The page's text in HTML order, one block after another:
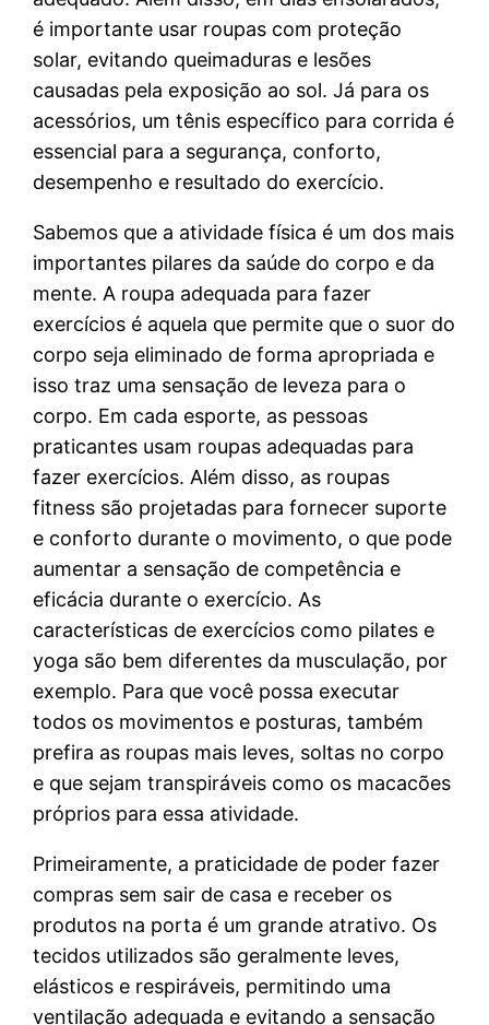
é importante usar roupas com proteção
solar, evitando queimaduras e lesões
causadas pela exposição ao sol. Já para os
acessórios, um tênis específico para corrida é
essencial para a segurança, conforto,
desempenho e resultado do exercício.
Sabemos que a atividade física é um dos mais
importantes pilares da saúde do corpo e da
mente. A roupa adequada para fazer
exercícios é aquela que permite que o suor do
corpo seja eliminado de forma apropriada e
isso traz uma sensação de leveza para o
corpo. Em cada esporte, as pessoas
praticantes usam roupas adequadas para
fazer exercícios. Além disso, as roupas
fitness são projetadas para fornecer suporte
e conforto durante o movimento, o que pode
aumentar a sensação de competência e
eficácia durante o exercício. As
características de exercícios como pilates e
yoga são bem diferentes da musculação, por
exemplo. Para que você possa executar
todos os movimentos e posturas, também
prefira as roupas mais leves, soltas no corpo
e que sejam transpiráveis como os macacões
próprios para essa atividade.
Primeiramente, a praticidade de poder fazer
compras sem sair de casa e receber os
produtos na porta é um grande atrativo. Os
tecidos utilizados são geralmente leves,
elásticos e respiráveis, permitindo uma
ventilação adequada e evitando a sensação